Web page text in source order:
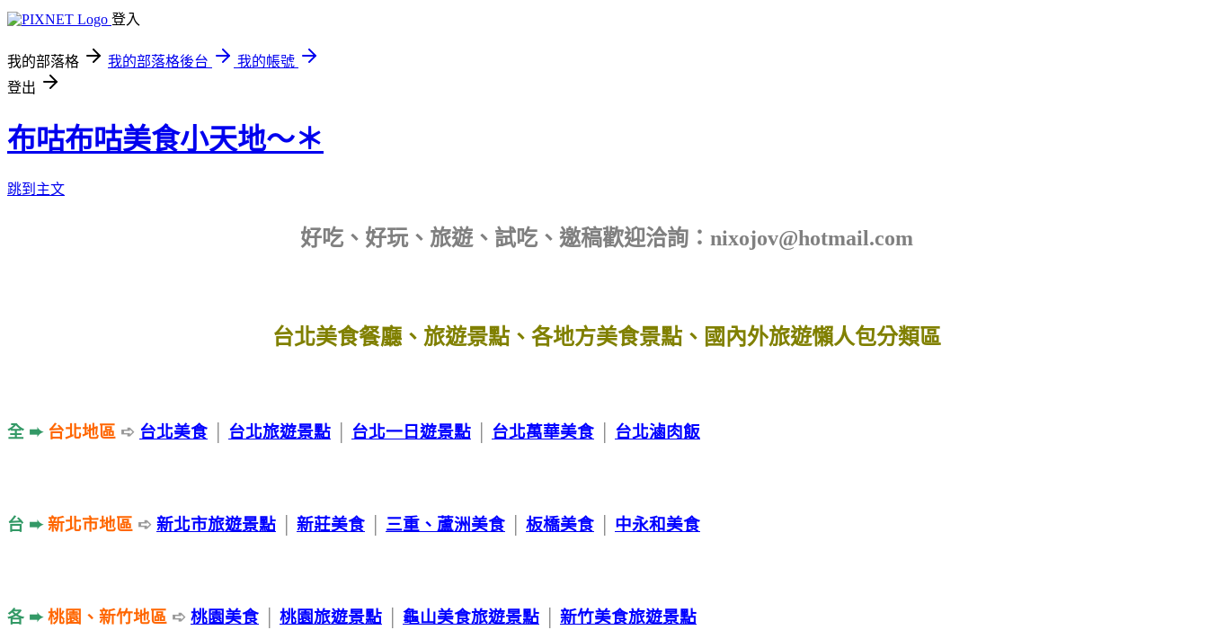
登入
我的部落格 我的部落格後台
我的帳號
登出
布咕布咕美食小天地～＊
跳到主文
好吃、好玩、旅遊、試吃、邀稿歡迎洽詢：nixojov@hotmail.com
台北美食餐廳、旅遊景點、各地方美食景點、國內外旅遊懶人包分類區
全 ➨台北地區 ➪ 台北美食 台北旅遊景點 台北一日遊景點 台北萬華美食 台北滷肉飯
台 ➨新北市地區 ➪ 新北市旅遊景點 新莊美食 三重、蘆洲美食 板橋美食 中永和美食
各 ➨桃園、新竹地區 ➪ 桃園美食 桃園旅遊景點 龜山美食旅遊景點 新竹美食旅遊景點